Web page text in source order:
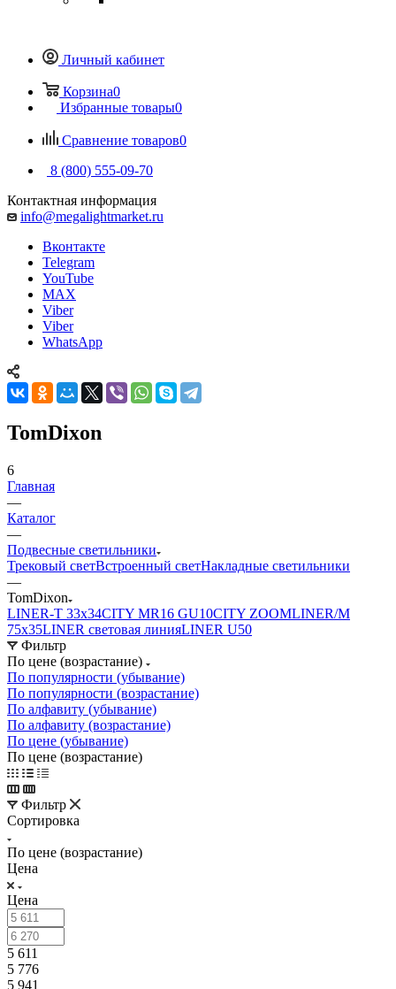
Личный кабинет
Корзина0
Избранные товары0
Сравнение товаров0
8 (800) 555-09-70
Контактная информация
info@megalightmarket.ru
Вконтакте
Telegram
YouTube
MAX
Viber
Viber
WhatsApp
TomDixon
6
Главная
—
Каталог
—
Подвесные светильники
Трековый светВстроенный светНакладные светильники
—
TomDixon
LINER-T 33x34CITY MR16 GU10CITY ZOOMLINER/M
75х35LINER световая линияLINER U50
Фильтр
По цене (возрастание)
По популярности (убывание)
По популярности (возрастание)
По алфавиту (убывание)
По алфавиту (возрастание)
По цене (убывание)
По цене (возрастание)
Фильтр
Сортировка
По цене (возрастание)
Цена
Цена
5 611
5 776
5 941